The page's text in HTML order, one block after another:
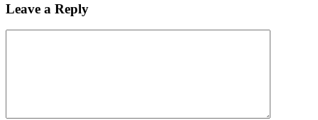
Leave a Reply